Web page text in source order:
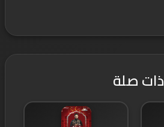
صلة